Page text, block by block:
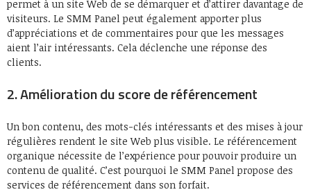
permet à un site Web de se démarquer et d’attirer davantage de
visiteurs. Le SMM Panel peut également apporter plus
d’appréciations et de commentaires pour que les messages
aient l’air intéressants. Cela déclenche une réponse des
clients.
2. Amélioration du score de référencement
Un bon contenu, des mots-clés intéressants et des mises à jour
régulières rendent le site Web plus visible. Le référencement
organique nécessite de l’expérience pour pouvoir produire un
contenu de qualité. C’est pourquoi le SMM Panel propose des
services de référencement dans son forfait.